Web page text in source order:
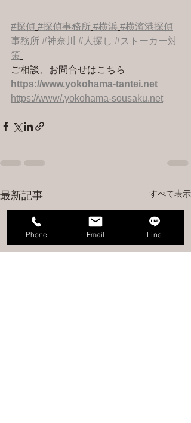
#探偵 #探偵事務所 #横浜 #横濱港探偵
事務所 #神奈川 #人探し #ストーカー対
策
ご相談、お問合せはこちら
https://www.yokohama-tantei.net
https://www/.yokohama-sousaku.net
最新記事 すべて表示
Phone Email Line